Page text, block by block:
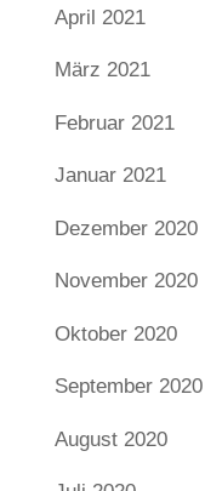
April 2021
März 2021
Februar 2021
Januar 2021
Dezember 2020
November 2020
Oktober 2020
September 2020
August 2020